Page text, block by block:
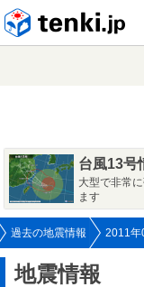
台風13号
大型で非常
ます
過去の地震情報 2011年
地震情報